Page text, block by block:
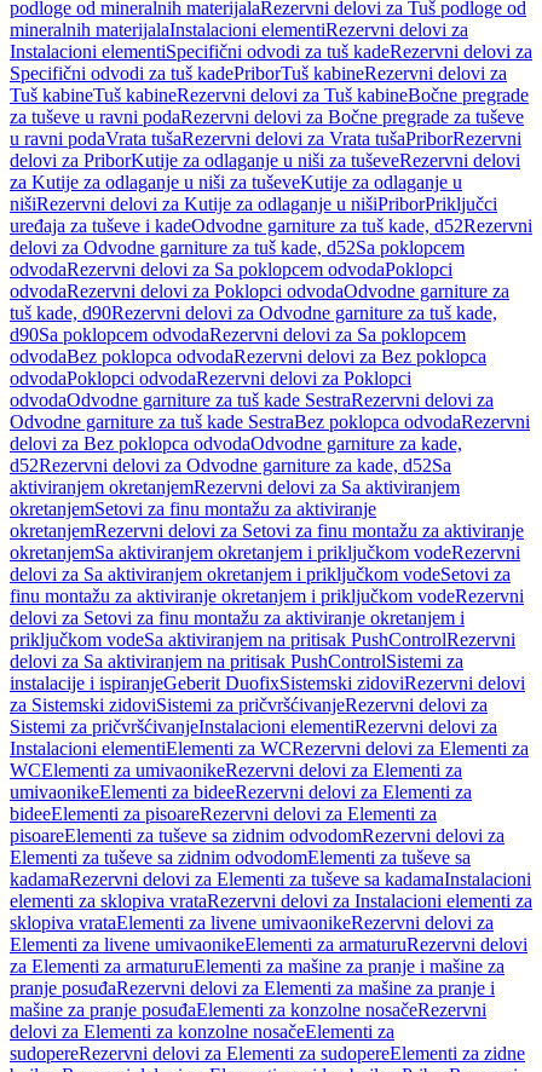
podloge od mineralnih materijalaRezervni delovi za Tuš podloge od
mineralnih materijalaInstalacioni elementiRezervni delovi za
Instalacioni elementiSpecifični odvodi za tuš kadeRezervni delovi za
Specifični odvodi za tuš kadePriborTuš kabineRezervni delovi za
Tuš kabineTuš kabineRezervni delovi za Tuš kabineBočne pregrade
za tuševe u ravni podaRezervni delovi za Bočne pregrade za tuševe
u ravni podaVrata tušaRezervni delovi za Vrata tušaPriborRezervni
delovi za PriborKutije za odlaganje u niši za tuševeRezervni delovi
za Kutije za odlaganje u niši za tuševeKutije za odlaganje u
nišiRezervni delovi za Kutije za odlaganje u nišiPriborPriključci
uređaja za tuševe i kadeOdvodne garniture za tuš kade, d52Rezervni
delovi za Odvodne garniture za tuš kade, d52Sa poklopcem
odvodaRezervni delovi za Sa poklopcem odvodaPoklopci
odvodaRezervni delovi za Poklopci odvodaOdvodne garniture za
tuš kade, d90Rezervni delovi za Odvodne garniture za tuš kade,
d90Sa poklopcem odvodaRezervni delovi za Sa poklopcem
odvodaBez poklopca odvodaRezervni delovi za Bez poklopca
odvodaPoklopci odvodaRezervni delovi za Poklopci
odvodaOdvodne garniture za tuš kade SestraRezervni delovi za
Odvodne garniture za tuš kade SestraBez poklopca odvodaRezervni
delovi za Bez poklopca odvodaOdvodne garniture za kade,
d52Rezervni delovi za Odvodne garniture za kade, d52Sa
aktiviranjem okretanjemRezervni delovi za Sa aktiviranjem
okretanjemSetovi za finu montažu za aktiviranje
okretanjemRezervni delovi za Setovi za finu montažu za aktiviranje
okretanjemSa aktiviranjem okretanjem i priključkom vodeRezervni
delovi za Sa aktiviranjem okretanjem i priključkom vodeSetovi za
finu montažu za aktiviranje okretanjem i priključkom vodeRezervni
delovi za Setovi za finu montažu za aktiviranje okretanjem i
priključkom vodeSa aktiviranjem na pritisak PushControlRezervni
delovi za Sa aktiviranjem na pritisak PushControlSistemi za
instalacije i ispiranjeGeberit DuofixSistemski zidoviRezervni delovi
za Sistemski zidoviSistemi za pričvršćivanjeRezervni delovi za
Sistemi za pričvršćivanjeInstalacioni elementiRezervni delovi za
Instalacioni elementiElementi za WCRezervni delovi za Elementi za
WCElementi za umivaonikeRezervni delovi za Elementi za
umivaonikeElementi za bideeRezervni delovi za Elementi za
bideeElementi za pisoareRezervni delovi za Elementi za
pisoareElementi za tuševe sa zidnim odvodomRezervni delovi za
Elementi za tuševe sa zidnim odvodomElementi za tuševe sa
kadamaRezervni delovi za Elementi za tuševe sa kadamaInstalacioni
elementi za sklopiva vrataRezervni delovi za Instalacioni elementi za
sklopiva vrataElementi za livene umivaonikeRezervni delovi za
Elementi za livene umivaonikeElementi za armaturuRezervni delovi
za Elementi za armaturuElementi za mašine za pranje i mašine za
pranje posuđaRezervni delovi za Elementi za mašine za pranje i
mašine za pranje posuđaElementi za konzolne nosačeRezervni
delovi za Elementi za konzolne nosačeElementi za
sudopereRezervni delovi za Elementi za sudopereElementi za zidne